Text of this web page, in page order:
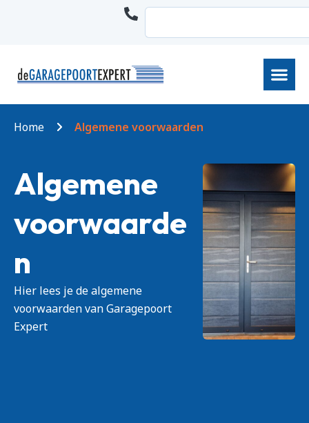
Home Algemene voorwaarden
Algemene
voorwaarde
n
Hier lees je de algemene
voorwaarden van Garagepoort
Expert